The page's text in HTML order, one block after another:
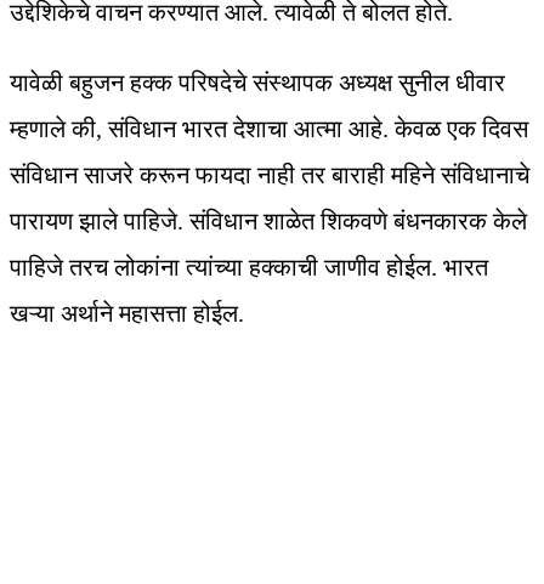
उद्देशिकेचे वाचन करण्यात आले. त्यावेळी ते बोलत होते.
यावेळी बहुजन हक्क परिषदेचे संस्थापक अध्यक्ष सुनील धीवार
म्हणाले की, संविधान भारत देशाचा आत्मा आहे. केवळ एक दिवस
संविधान साजरे करून फायदा नाही तर बाराही महिने संविधानाचे
पारायण झाले पाहिजे. संविधान शाळेत शिकवणे बंधनकारक केले
पाहिजे तरच लोकांना त्यांच्या हक्काची जाणीव होईल. भारत
खऱ्या अर्थाने महासत्ता होईल.